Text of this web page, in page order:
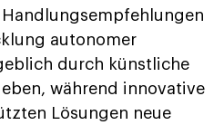
autonomer
durch künstliche
während innovative
Lösungen neue